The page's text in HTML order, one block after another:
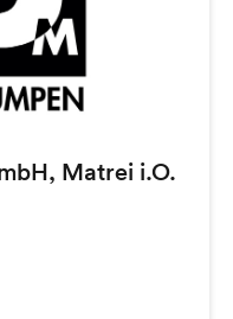
Matrei i.O.